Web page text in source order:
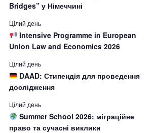
Bridges” у Німеччині
Цілий день
Intensive Programme in European
Union Law and Economics 2026
Цілий день
DAAD: Стипендія для проведення
дослідження
Цілий день
Summer School 2026: міграційне
право та сучасні виклики